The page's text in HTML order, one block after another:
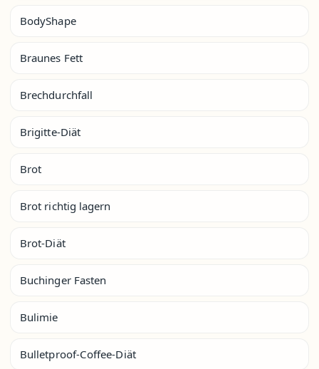
BodyShape
Braunes Fett
Brechdurchfall
Brigitte-Diät
Brot
Brot richtig lagern
Brot-Diät
Buchinger Fasten
Bulimie
Bulletproof-Coffee-Diät